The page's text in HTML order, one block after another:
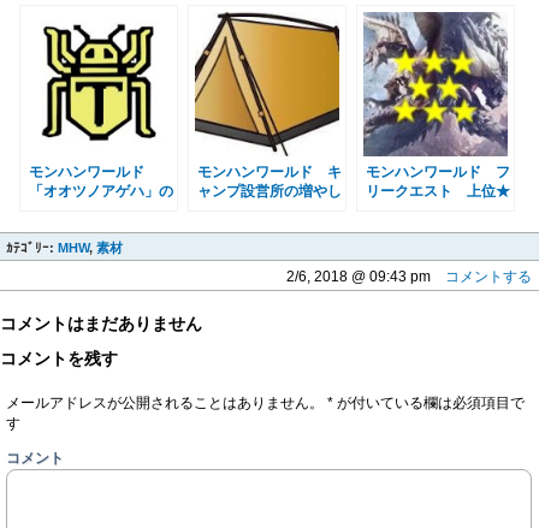
員 MHW
カ」入手方法 MHW
道 ＭＨＷ
モンハンワールド
「オオツノアゲハ」の
い道 ＭＨＷ
モンハンワールド キ
ャンプ設営所の増やし
条件一覧まとめ
モンハンワールド フ
リークエスト 上位★
ｶﾃｺﾞﾘｰ: MHW, 素材
2/6, 2018 @ 09:43 pm コメントする
コメントはまだありません
コメントを残す
メールアドレスが公開されることはありません。 * が付いている欄は必須項目で
す
コメント